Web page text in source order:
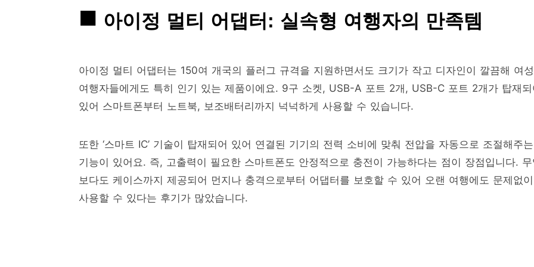
아이정 멀티 어댑터: 실속형 여행자의 만족템
아이정 멀티 어댑터는 150여 개국의 플러그 규격을 지원하면서도 크기가 작고 디자인이 깔끔해 여성
여행자들에게도 특히 인기 있는 제품이에요. 9구 소켓, USB-A 포트 2개, USB-C 포트 2개가 탑재되
있어 스마트폰부터 노트북, 보조배터리까지 넉넉하게 사용할 수 있습니다.
또한 ‘스마트 IC’ 기술이 탑재되어 있어 연결된 기기의 전력 소비에 맞춰 전압을 자동으로 조절해주는
기능이 있어요. 즉, 고출력이 필요한 스마트폰도 안정적으로 충전이 가능하다는 점이 장점입니다.
보다도 케이스까지 제공되어 먼지나 충격으로부터 어댑터를 보호할 수 있어 오랜 여행에도 문제없이
사용할 수 있다는 후기가 많았습니다.